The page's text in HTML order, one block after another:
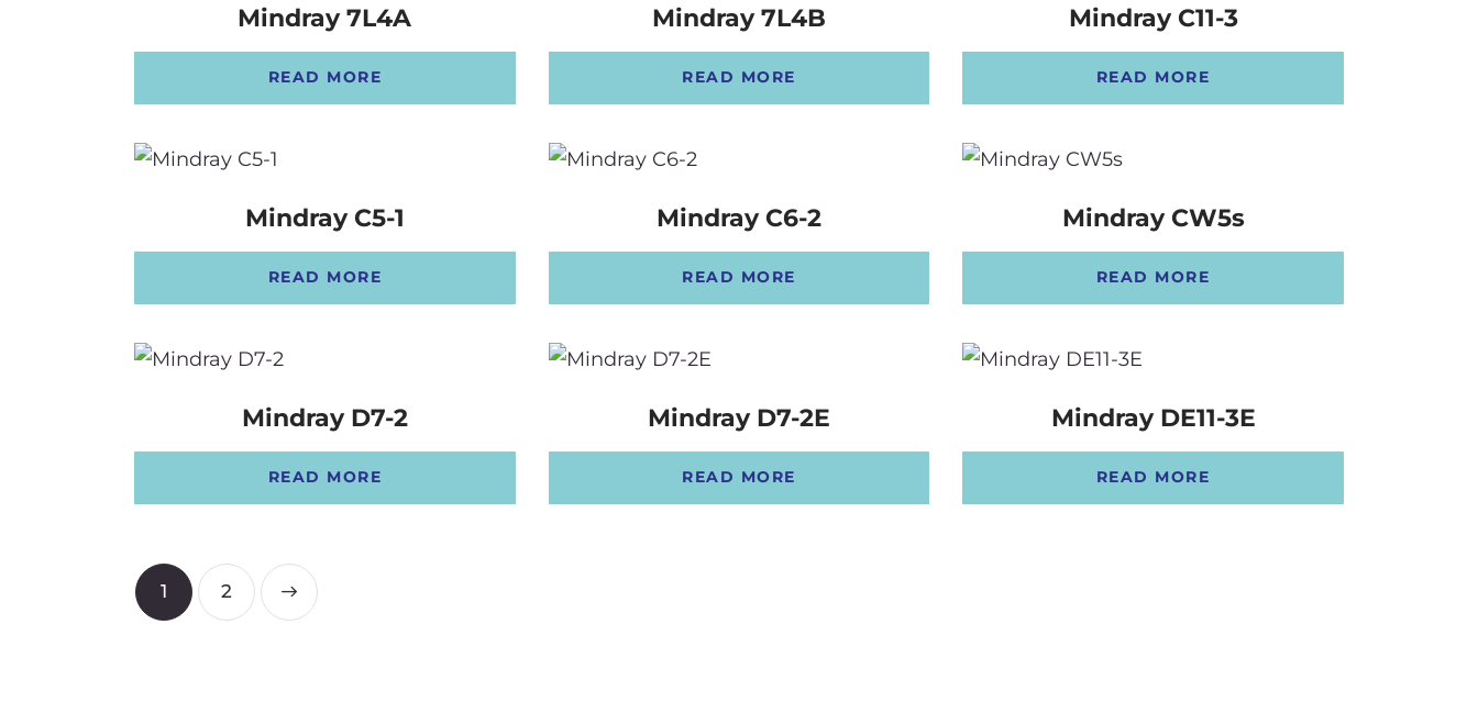
Mindray 7L4A
READ MORE
Mindray 7L4B
READ MORE
Mindray C11-3
READ MORE
Mindray C5-1
READ MORE
Mindray C6-2
READ MORE
Mindray CW5s
READ MORE
Mindray D7-2
READ MORE
Mindray D7-2E
READ MORE
Mindray DE11-3E
READ MORE
1 2